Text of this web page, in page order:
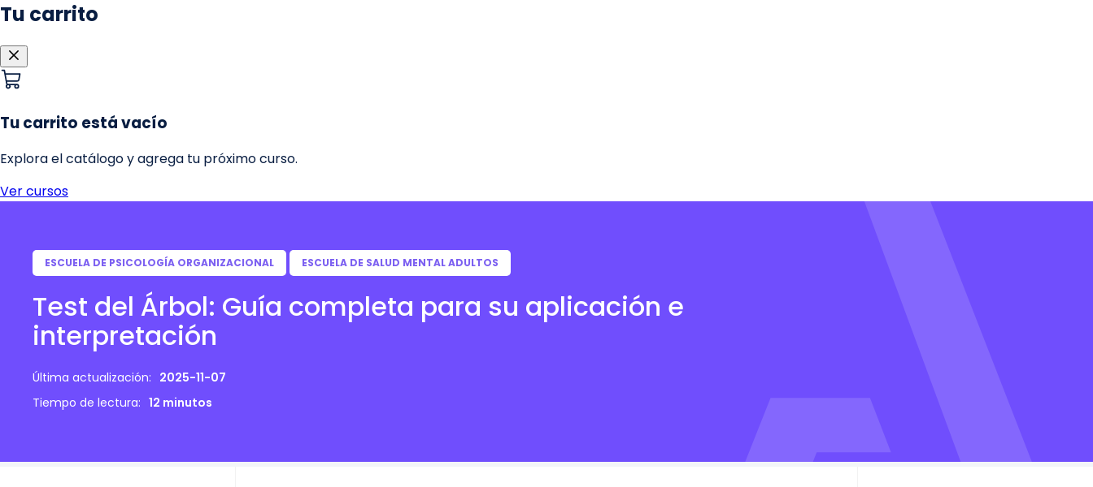
ESCUELA DE PSICOLOGÍA ORGANIZACIONAL ESCUELA DE SALUD MENTAL ADULTOS
Test del Árbol: Guía completa para su aplicación e
interpretación
Última actualización: 2025-11-07
Tiempo de lectura: 12 minutos